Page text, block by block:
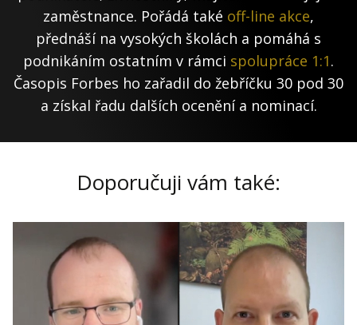
zaměstnance. Pořádá také off-line akce,
přednáší na vysokých školách a pomáhá s
podnikáním ostatním v rámci spolupráce 1:1.
Časopis Forbes ho zařadil do žebříčku 30 pod 30
a získal řadu dalších ocenění a nominací.
Doporučuji vám také: